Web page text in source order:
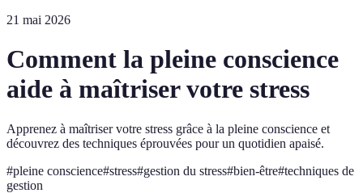
21 mai 2026
Comment la pleine conscience
aide à maîtriser votre stress
Apprenez à maîtriser votre stress grâce à la pleine conscience et
découvrez des techniques éprouvées pour un quotidien apaisé.
#pleine conscience#stress#gestion du stress#bien-être#techniques de
gestion